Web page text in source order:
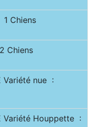
Chiens
Chiens
Variété nue :
Variété Houppette :